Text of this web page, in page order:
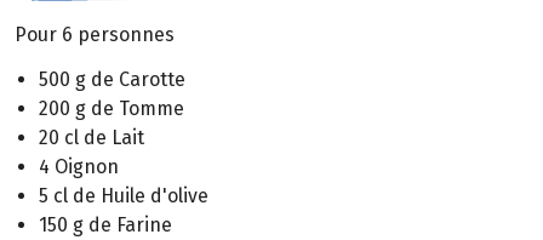
Pour 6 personnes
500 g de Carotte
200 g de Tomme
20 cl de Lait
4 Oignon
5 cl de Huile d'olive
150 g de Farine